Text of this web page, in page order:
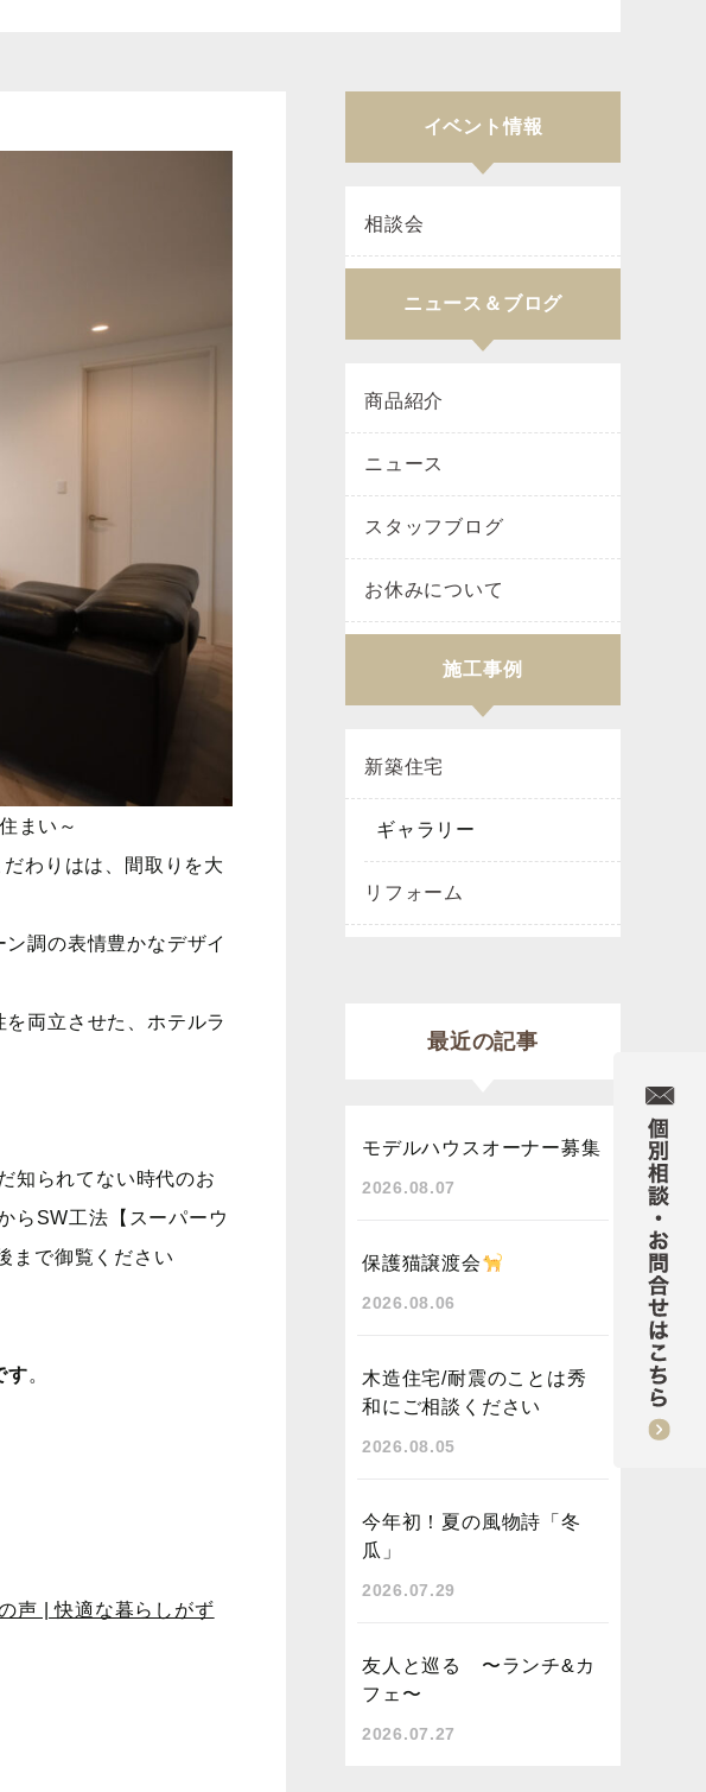
まい～
わりはは、間取りを大
調の表情豊かなデザイ
両立させた、ホテルラ
知られてない時代のお
らSW工法【スーパーウ
まで御覧ください
す。
声 | 快適な暮らしがず
イベント情報
相談会
ニュース＆ブログ
商品紹介
ニュース
スタッフブログ
お休みについて
施工事例
新築住宅
ギャラリー
リフォーム
最近の記事
モデルハウスオーナー募集
2026.08.07
保護猫譲渡会
2026.08.06
木造住宅/耐震のことは秀
和にご相談ください
2026.08.05
今年初！夏の風物詩「冬
瓜」
2026.07.29
友人と巡る 〜ランチ&カ
フェ〜
2026.07.27